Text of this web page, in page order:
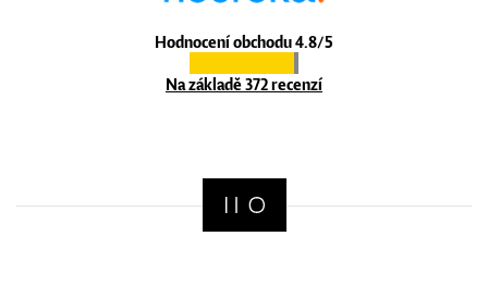
Hodnocení obchodu 4.8/5
Na základě 372 recenzí